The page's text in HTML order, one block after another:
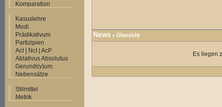
Komparation
Kasuslehre
Modi
Prädikativum
Partizipien
AcI | NcI | AcP
Ablativus Absolutus
Gerundi(v)um
Nebensätze
Stilmittel
Metrik
News » Übersicht
Es liegen